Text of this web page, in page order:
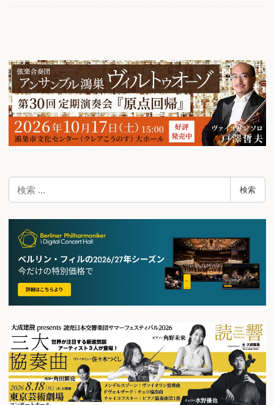
検
索
検索